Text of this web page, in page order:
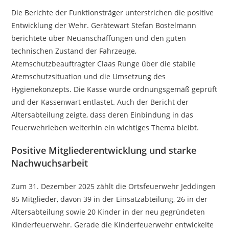
Die Berichte der Funktionsträger unterstrichen die positive
Entwicklung der Wehr. Gerätewart Stefan Bostelmann
berichtete über Neuanschaffungen und den guten
technischen Zustand der Fahrzeuge,
Atemschutzbeauftragter Claas Runge über die stabile
Atemschutzsituation und die Umsetzung des
Hygienekonzepts. Die Kasse wurde ordnungsgemäß geprüft
und der Kassenwart entlastet. Auch der Bericht der
Altersabteilung zeigte, dass deren Einbindung in das
Feuerwehrleben weiterhin ein wichtiges Thema bleibt.
Positive Mitgliederentwicklung und starke
Nachwuchsarbeit
Zum 31. Dezember 2025 zählt die Ortsfeuerwehr Jeddingen
85 Mitglieder, davon 39 in der Einsatzabteilung, 26 in der
Altersabteilung sowie 20 Kinder in der neu gegründeten
Kinderfeuerwehr. Gerade die Kinderfeuerwehr entwickelte